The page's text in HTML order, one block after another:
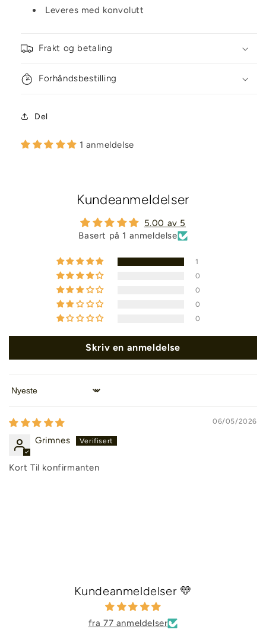
Leveres med konvolutt
Frakt og betaling
Forhåndsbestilling
Del
1 anmeldelse
Kundeanmeldelser
5.00 av 5
Basert på 1 anmeldelse
1
0
0
0
0
Skriv en anmeldelse
Sort by
06/05/2026
Grimnes
Kort Til konfirmanten
Kundeanmeldelser 💛
fra 77 anmeldelser